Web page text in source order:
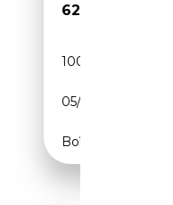
62 899€
100 718 km
05/2023
Boîte automatique